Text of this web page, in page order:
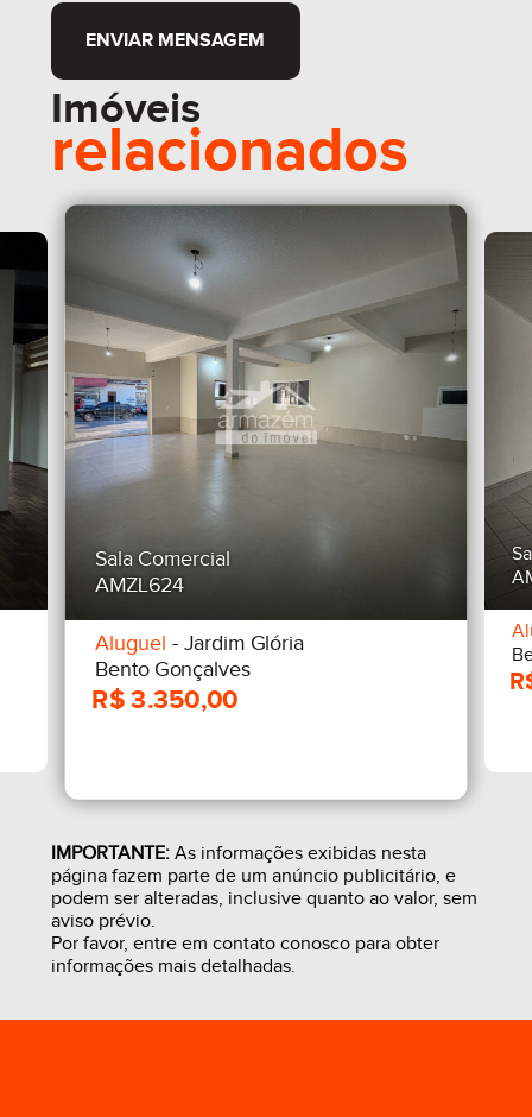
ENVIAR MENSAGEM
Imóveis
relacionados
Sala Comercial
AMZL624
Aluguel - Jardim Glória
Bento Gonçalves
IMPORTANTE:As informações exibidas nesta
página fazem parte de um anúncio publicitário, e
podem ser alteradas, inclusive quanto ao valor, sem
aviso prévio.
Por favor, entre em contato conosco para obter
informações mais detalhadas.